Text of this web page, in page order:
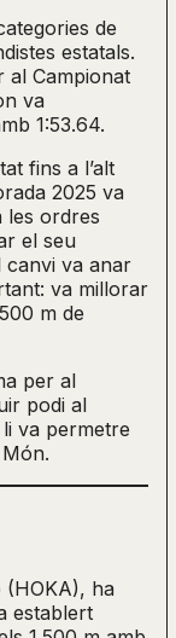
de
estatals.
al Campionat
va
1:53.64.
fins a l’alt
2025 va
les ordres
el seu
canvi va anar
va millorar
m de
per al
podi al
va permetre
(HOKA), ha
establert